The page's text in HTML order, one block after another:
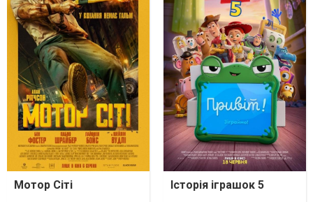
Мотор Сіті Історія іграшок 5